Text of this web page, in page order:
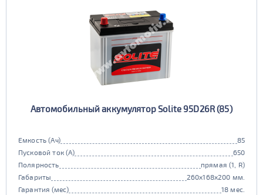
Автомобильный аккумулятор Solite 95D26R (85)
Емкость (Ач)
85
Пусковой ток (А)
650
Полярность
прямая (1, R)
Габариты
260x168x200 мм.
Гарантия (мес)
18 мес.